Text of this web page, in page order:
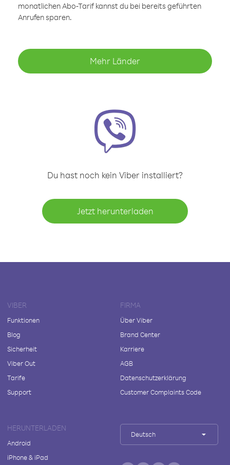
monatlichen Abo-Tarif kannst du bei bereits geführten
Anrufen sparen.
Mehr Länder
Du hast noch kein Viber installiert?
Jetzt herunterladen
VIBER
Funktionen
Blog
Sicherheit
Viber Out
Tarife
Support
FIRMA
Über Viber
Brand Center
Karriere
AGB
Datenschutzerklärung
Customer Complaints Code
HERUNTERLADEN
Android
iPhone & iPad
Deutsch